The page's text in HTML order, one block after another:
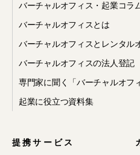
・当社が、提携先の
するお問い合わせを
せに対する回答を提
場合、当社から当該
わせの内容や回答
供すること
・本プライバシーポ
断りするために必要
バーチャルオフィス・起業コラ
バーチャルオフィスとは
バーチャルオフィスとレンタル
バーチャルオフィスの法人登記
専門家に聞く「バーチャルオフ
起業に役立つ資料集
提携サービス